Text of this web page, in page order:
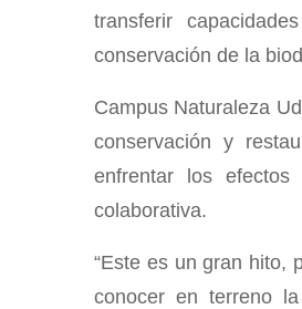
transferir
conservación de la
Campus Naturaleza
conservación y
enfrentar los
colaborativa.
“Este es un gran hito,
conocer en terreno